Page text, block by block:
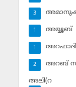
3
അയ്യൂബ്‌
1
1
അറബ്
2
അലി(റ